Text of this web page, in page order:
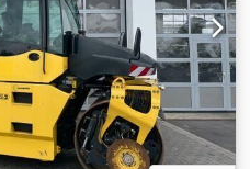
pomoc w języku
niemieckim,
naszą szeroką gamę